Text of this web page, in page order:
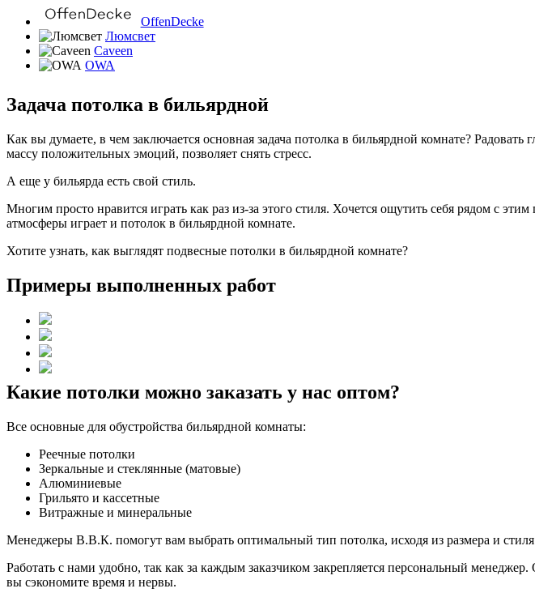
OffenDecke
Люмсвет
Caveen
OWA
Задача потолка в бильярдной
Как вы думаете, в чем заключается основная задача потолка в бильярдной комнате?
массу положительных эмоций, позволяет снять стресс.
А еще у бильярда есть свой стиль.
Многим просто нравится играть как раз из-за этого стиля. Хочется ощутить себя рядом с
атмосферы играет и потолок в бильярдной комнате.
Хотите узнать, как выглядят подвесные потолки в бильярдной комнате?
Примеры выполненных работ
Какие потолки можно заказать у нас оптом?
Все основные для обустройства бильярдной комнаты:
Реечные потолки
Зеркальные и стеклянные (матовые)
Алюминиевые
Грильято и кассетные
Витражные и минеральные
Менеджеры В.В.К. помогут вам выбрать оптимальный тип потолка, исходя из размера и
Работать с нами удобно, так как за каждым заказчиком закрепляется персональный
вы сэкономите время и нервы.